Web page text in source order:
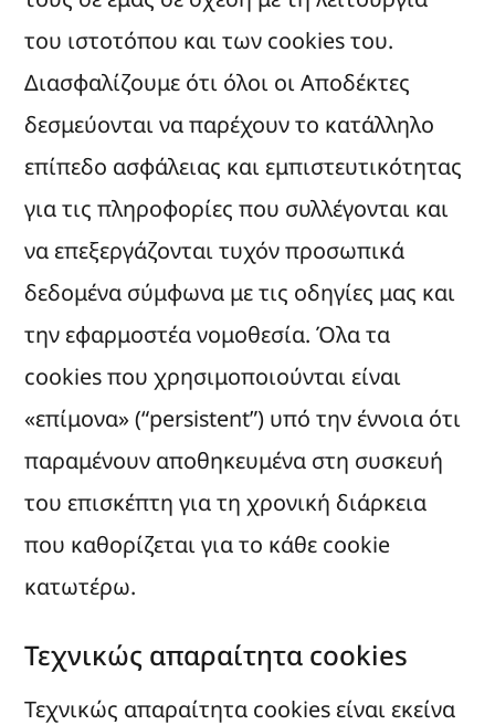
του ιστοτόπου και των cookies του.
Διασφαλίζουμε ότι όλοι οι Αποδέκτες
δεσμεύονται να παρέχουν το κατάλληλο
επίπεδο ασφάλειας και εμπιστευτικότητας
για τις πληροφορίες που συλλέγονται και
να επεξεργάζονται τυχόν προσωπικά
δεδομένα σύμφωνα με τις οδηγίες μας και
την εφαρμοστέα νομοθεσία. Όλα τα
cookies που χρησιμοποιούνται είναι
«επίμονα» (“persistent”) υπό την έννοια ότι
παραμένουν αποθηκευμένα στη συσκευή
του επισκέπτη για τη χρονική διάρκεια
που καθορίζεται για το κάθε cookie
κατωτέρω.
Τεχνικώς απαραίτητα cookies
Τεχνικώς απαραίτητα cookies είναι εκείνα